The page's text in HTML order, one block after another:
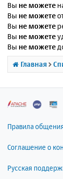
Вы не можете
Вы не можете
Вы не можете
Вы не можете
Вы не можете
Главная
Правила
Соглашение о
Русская